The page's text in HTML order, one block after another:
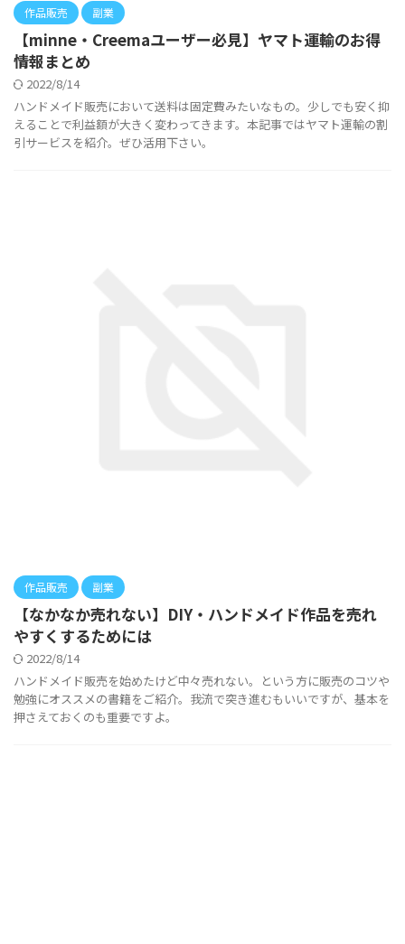
作品販売 副業
【minne・Creemaユーザー必見】ヤマト運輸のお得
情報まとめ
2022/8/14
ハンドメイド販売において送料は固定費みたいなもの。少しでも安く抑
えることで利益額が大きく変わってきます。本記事ではヤマト運輸の割
引サービスを紹介。ぜひ活用下さい。
作品販売 副業
【なかなか売れない】DIY・ハンドメイド作品を売れ
やすくするためには
2022/8/14
ハンドメイド販売を始めたけど中々売れない。という方に販売のコツや
勉強にオススメの書籍をご紹介。我流で突き進むもいいですが、基本を
押さえておくのも重要ですよ。